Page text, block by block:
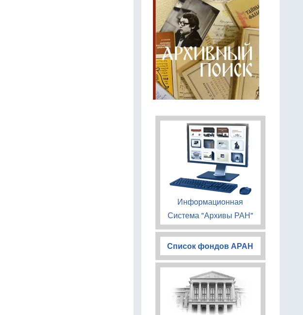
Информационная
Система "Архивы РАН"
Список фондов АРАН